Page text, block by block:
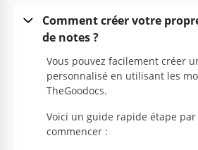
Comment créer votre
de notes ?
Vous pouvez facilement créer
personnalisé en utilisant les
TheGoodocs.
Voici un guide rapide étape
commencer :